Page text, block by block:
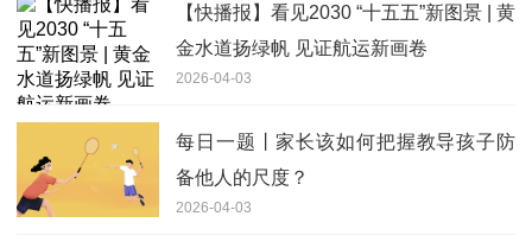
【快播报】看见2030 “十五五”新图景 | 黄
金水道扬绿帆 见证航运新画卷
2026-04-03
每日一题丨家长该如何把握教导孩子防
备他人的尺度？
2026-04-03